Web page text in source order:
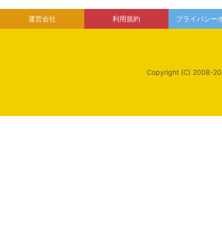
運営会社 利用規約 プライバシー
Copyright (C) 2008-